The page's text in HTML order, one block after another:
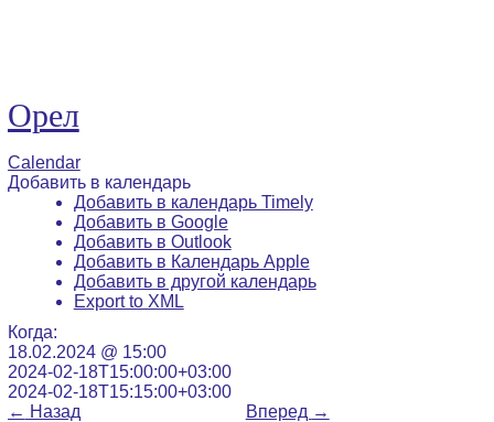
Орел
Calendar
Добавить в календарь
Добавить в календарь Timely
Добавить в Google
Добавить в Outlook
Добавить в Календарь Apple
Добавить в другой календарь
Export to XML
Когда:
18.02.2024 @ 15:00
2024-02-18T15:00:00+03:00
2024-02-18T15:15:00+03:00
← Назад Вперед →